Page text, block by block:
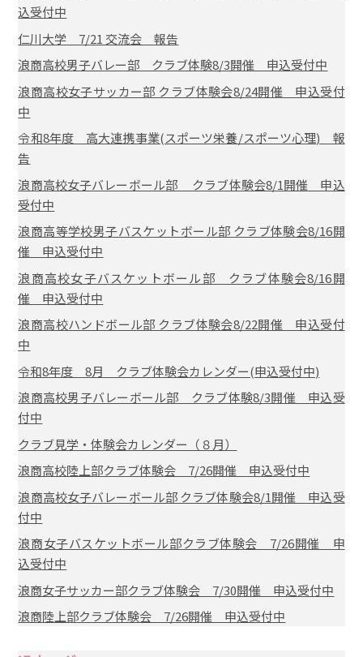
込受付中
仁川大学 7/21 交流会 報告
浪商高校男子バレー部 クラブ体験8/3開催 申込受付中
浪商高校女子サッカー部 クラブ体験会8/24開催 申込受付
中
令和8年度 高大連携事業(スポーツ栄養/スポーツ心理) 報
告
浪商高校女子バレーボール部 クラブ体験会8/1開催 申込
受付中
浪商高等学校男子バスケットボール部 クラブ体験会8/16開
催 申込受付中
浪商高校女子バスケットボール部 クラブ体験会8/16開
催 申込受付中
浪商高校ハンドボール部 クラブ体験会8/22開催 申込受付
中
令和8年度 8月 クラブ体験会カレンダー(申込受付中)
浪商高校男子バレーボール部 クラブ体験8/3開催 申込受
付中
クラブ見学・体験会カレンダー（８月）
浪商高校陸上部クラブ体験会 7/26開催 申込受付中
浪商高校女子バレーボール部 クラブ体験会8/1開催 申込受
付中
浪商女子バスケットボール部クラブ体験会 7/26開催 申
込受付中
浪商女子サッカー部クラブ体験会 7/30開催 申込受付中
浪商陸上部クラブ体験会 7/26開催 申込受付中